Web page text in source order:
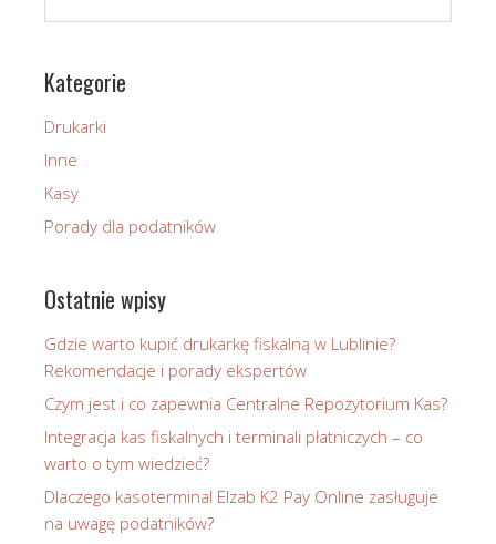
Kategorie
Drukarki
Inne
Kasy
Porady dla podatników
Ostatnie wpisy
Gdzie warto kupić drukarkę fiskalną w Lublinie?
Rekomendacje i porady ekspertów
Czym jest i co zapewnia Centralne Repozytorium Kas?
Integracja kas fiskalnych i terminali płatniczych – co
warto o tym wiedzieć?
Dlaczego kasoterminal Elzab K2 Pay Online zasługuje
na uwagę podatników?